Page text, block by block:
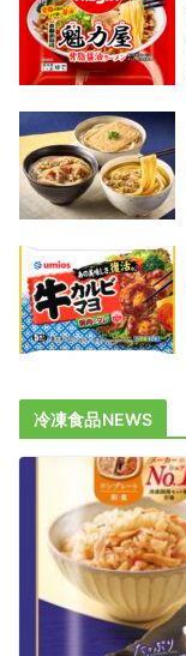
冷凍食品NEWS